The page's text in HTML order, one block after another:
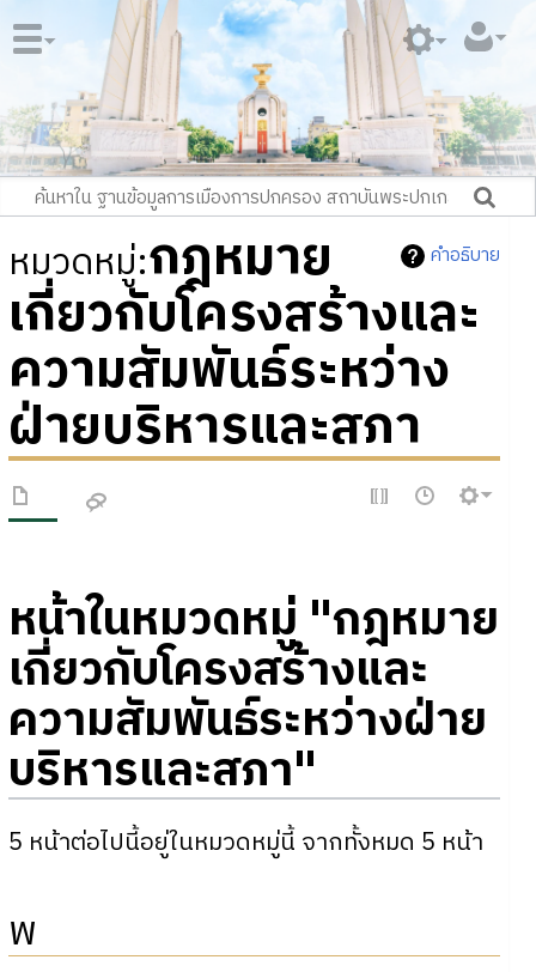
คำอธิบาย
หมวดหมู่:กฎหมาย
เกี่ยวกับโครงสร้างและ
ความสัมพันธ์ระหว่าง
ฝ่ายบริหารและสภา
หน้าในหมวดหมู่ "กฎหมาย
เกี่ยวกับโครงสร้างและ
ความสัมพันธ์ระหว่างฝ่าย
บริหารและสภา"
5 หน้าต่อไปนี้อยู่ในหมวดหมู่นี้ จากทั้งหมด 5 หน้า
พ